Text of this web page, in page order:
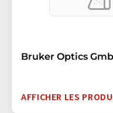
Bruker Optics
AFFICHER LES